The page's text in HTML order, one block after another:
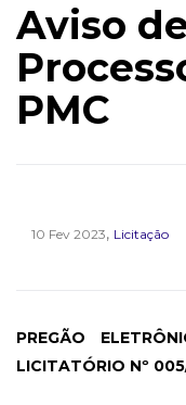
Aviso
PMC
10 Fev 2023, Licitação
PREGÃO
LICITATÓRIO Nº